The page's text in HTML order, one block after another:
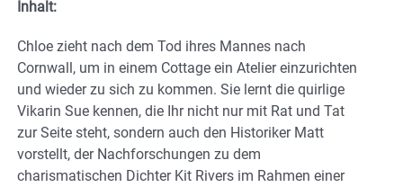
Inhalt:
Chloe zieht nach dem Tod ihres Mannes nach
Cornwall, um in einem Cottage ein Atelier einzurichten
und wieder zu sich zu kommen. Sie lernt die quirlige
Vikarin Sue kennen, die Ihr nicht nur mit Rat und Tat
zur Seite steht, sondern auch den Historiker Matt
vorstellt, der Nachforschungen zu dem
charismatischen Dichter Kit Rivers im Rahmen einer